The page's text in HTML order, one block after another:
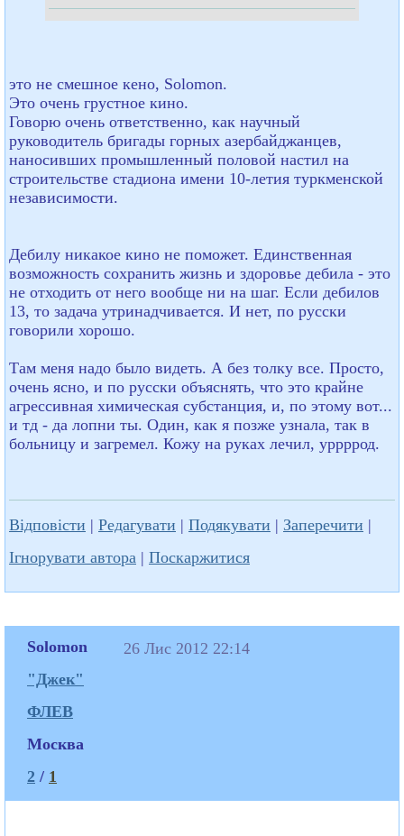
это не смешное кено, Solomon.
Это очень грустное кино.
Говорю очень ответственно, как научный
руководитель бригады горных азербайджанцев,
наносивших промышленный половой настил на
строительстве стадиона имени 10-летия туркменской
независимости.
Дебилу никакое кино не поможет. Единственная
возможность сохранить жизнь и здоровье дебила - это
не отходить от него вообще ни на шаг. Если дебилов
13, то задача утринадчивается. И нет, по русски
говорили хорошо.
Там меня надо было видеть. А без толку все. Просто,
очень ясно, и по русски объяснять, что это крайне
агрессивная химическая субстанция, и, по этому вот...
и тд - да лопни ты. Один, как я позже узнала, так в
больницу и загремел. Кожу на руках лечил, уррррод.
Відповісти | Редагувати | Подякувати | Заперечити |
Ігнорувати автора | Поскаржитися
Solomon
"Джек"
ФЛЕВ
Москва
2 / 1
26 Лис 2012 22:14